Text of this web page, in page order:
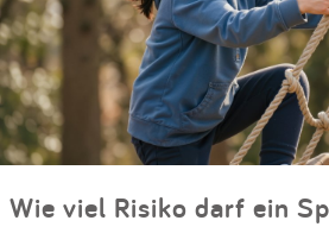
Wie viel Risiko darf ein